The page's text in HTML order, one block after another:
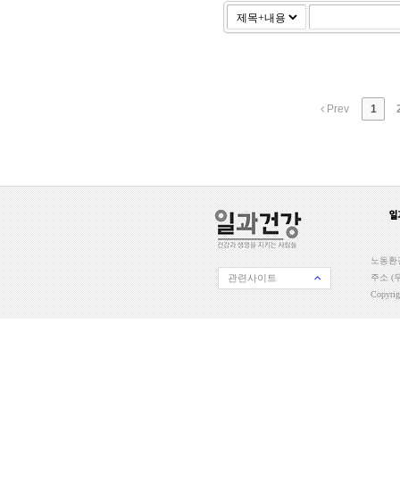
Prev 1
관련사이트
노동환
주소 (